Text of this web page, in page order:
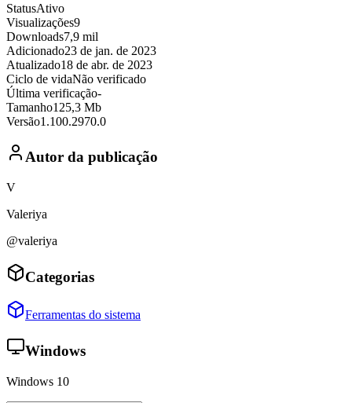
StatusAtivo
Visualizações9
Downloads7,9 mil
Adicionado23 de jan. de 2023
Atualizado18 de abr. de 2023
Ciclo de vidaNão verificado
Última verificação-
Tamanho125,3 Mb
Versão1.100.2970.0
Autor da publicação
V
Valeriya
@valeriya
Categorias
Ferramentas do sistema
Windows
Windows 10